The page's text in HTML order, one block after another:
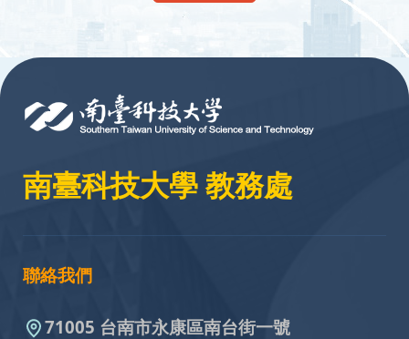
南臺科技大學 教務處
聯絡我們
71005 台南市永康區南台街一號